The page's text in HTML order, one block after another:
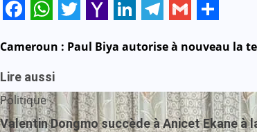
Mail
Navigation
de
l’article
Cameroun : Paul Biya autorise à nouveau la
Lire aussi
Politique
Valentin Dongmo succède à Anicet Ekane à